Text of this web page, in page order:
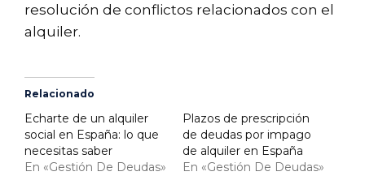
resolución de conflictos relacionados con el
alquiler.
Relacionado
Echarte de un alquiler
social en España: lo que
necesitas saber
En «Gestión De Deudas»
Plazos de prescripción
de deudas por impago
de alquiler en España
En «Gestión De Deudas»